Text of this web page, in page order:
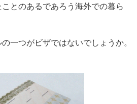
とのあるであろう海外での暮ら
一つがビザではないでしょうか。